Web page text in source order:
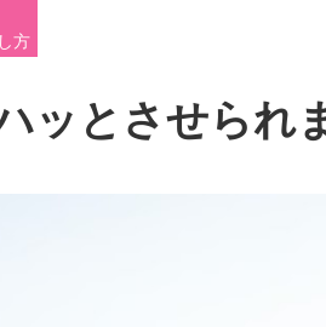
方
ッとさせられ